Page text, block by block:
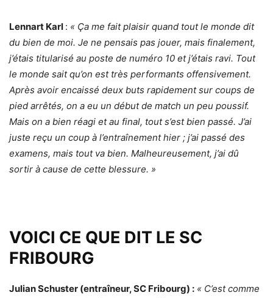
Lennart Karl : « Ça me fait plaisir quand tout le monde dit
du bien de moi. Je ne pensais pas jouer, mais finalement,
j’étais titularisé au poste de numéro 10 et j’étais ravi. Tout
le monde sait qu’on est très performants offensivement.
Après avoir encaissé deux buts rapidement sur coups de
pied arrêtés, on a eu un début de match un peu poussif.
Mais on a bien réagi et au final, tout s’est bien passé. J’ai
juste reçu un coup à l’entraînement hier ; j’ai passé des
examens, mais tout va bien. Malheureusement, j’ai dû
sortir à cause de cette blessure. »
VOICI CE QUE DIT LE SC
FRIBOURG
Julian Schuster (entraîneur, SC Fribourg) : « C’est comme